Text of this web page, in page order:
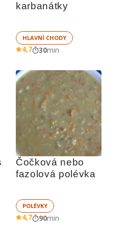
karbanátky
HLAVNÍ CHODY
4,7 30min
Čočková nebo
fazolová polévka
POLÉVKY
4,7 90min